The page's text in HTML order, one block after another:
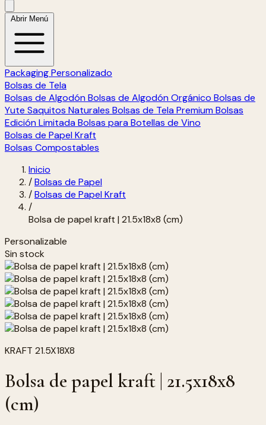
Abrir Menú
Packaging Personalizado
Bolsas de Tela
Bolsas de Algodón Bolsas de Algodón Orgánico Bolsas de
Yute Saquitos Naturales Bolsas de Tela Premium Bolsas
Edición Limitada Bolsas para Botellas de Vino
Bolsas de Papel Kraft
Bolsas Compostables
Inicio
/Bolsas de Papel
/Bolsas de Papel Kraft
/
Bolsa de papel kraft | 21.5x18x8 (cm)
Personalizable
Sin stock
KRAFT 21.5X18X8
Bolsa de papel kraft | 21.5x18x8
(cm)